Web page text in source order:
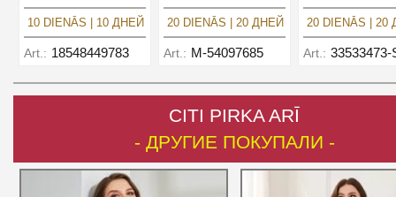
10 DIENĀS | 10 ДНЕЙ
Art.: 18548449783
20 DIENĀS | 20 ДНЕЙ
Art.: M-54097685
20 DIENĀS | 20
Art.: 33533473-
CITI PIRKA ARĪ
- ДРУГИЕ ПОКУПАЛИ -